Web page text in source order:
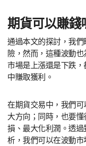
期貨可以賺錢
通過本文的探討，我
險，然而，這種波動
市場是上漲還是下跌
中賺取獲利。
在期貨交易中，我們
大方向；同時，也要
損、最大化利潤。透
析，我們可以在波動